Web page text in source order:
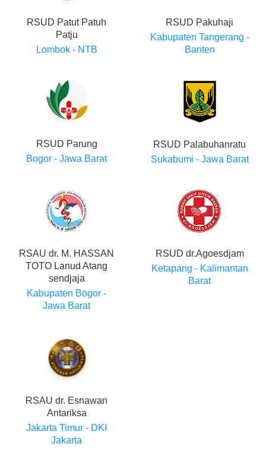
RSUD Patut Patuh
Patju
Lombok - NTB
RSUD Pakuhaji
Kabupaten Tangerang -
Banten
RSUD Parung
Bogor - Jawa Barat
RSUD Palabuhanratu
Sukabumi - Jawa Barat
RSAU dr. M. HASSAN
TOTO Lanud Atang
sendjaja
Kabupaten Bogor -
Jawa Barat
RSUD dr.Agoesdjam
Ketapang - Kalimantan
Barat
RSAU dr. Esnawan
Antariksa
Jakarta Timur - DKI
Jakarta